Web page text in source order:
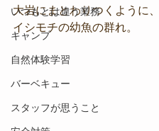
いつもとは違う業務
キャンプ
自然体験学習
バーベキュー
スタッフが思うこと
大岩にまとわりつくように
イシモチの幼魚の群れ。